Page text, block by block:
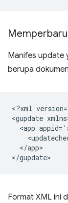
Manifes update
berupa
<?xml
<gupdate
<app
</app>
Format XML ini